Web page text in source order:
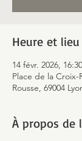
Heure et lieu
14 févr. 2026,
Place de la Croix-
Rousse, 69004
À propos de